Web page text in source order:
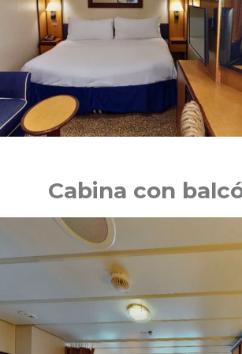
Cabina con